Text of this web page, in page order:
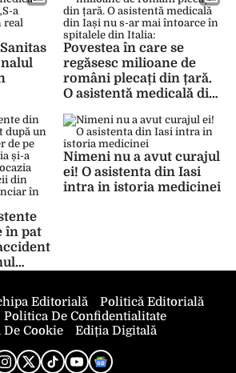
Povestea în care se
regăsesc milioane de
români plecați din țară.
O asistentă medicală din
în spitalele din Italia:
„Primii bani pe care i-am
făcut au fost 3 euro, după
o injecție”
în pat
cu
în
Nimeni nu a avut curajul
ei! O asistenta din Iasi
intra in istoria medicinei
Editorială
Politică Editorială
Politica De Confidentialitate
Cookie
Ediția Digitală